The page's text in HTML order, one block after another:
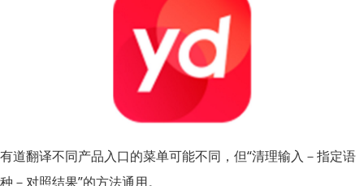
有道翻译不同产品入口的菜单可能不同，但“清理输入－指定语
种－对照结果”的方法通用。